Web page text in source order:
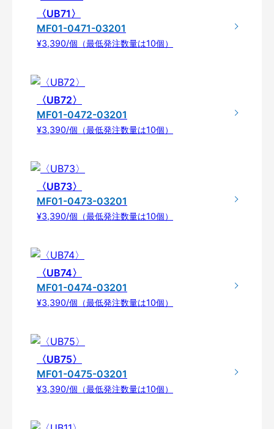
〈UB71〉
MF01-0471-03201
¥3,390/個（最低発注数量は10個）
〈UB72〉
MF01-0472-03201
¥3,390/個（最低発注数量は10個）
〈UB73〉
MF01-0473-03201
¥3,390/個（最低発注数量は10個）
〈UB74〉
MF01-0474-03201
¥3,390/個（最低発注数量は10個）
〈UB75〉
MF01-0475-03201
¥3,390/個（最低発注数量は10個）